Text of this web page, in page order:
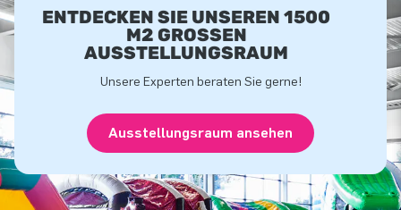
ENTDECKEN SIE UNSEREN 1500
M2 GROSSEN A
USSTELLUNGSRAUM
Unsere Experten beraten Sie gerne!
Ausstellungsraum ansehen